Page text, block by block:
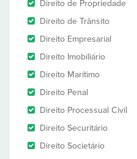
Direito de Propriedade
Direito de Trânsito
Direito Empresarial
Direito Imobiliário
Direito Marítimo
Direito Penal
Direito Processual Civil
Direito Securitário
Direito Societário